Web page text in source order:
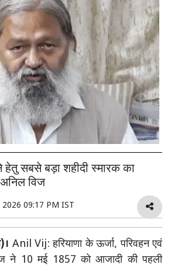
सबसे बड़ा शहीदी स्मारक का
अनिल विज
09:17 PM IST
Anil Vij: हरियाणा के ऊर्जा, परिवहन एवं
ने 10 मई 1857 को आजादी की पहली